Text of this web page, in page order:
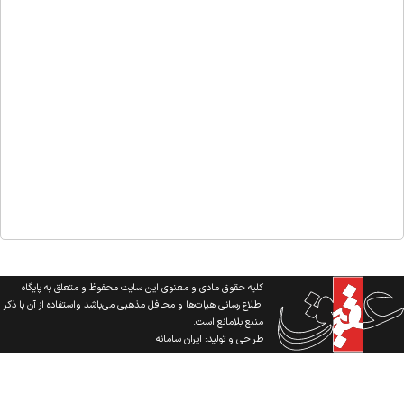
کلیه حقوق مادی و معنوی این سایت محفوظ و متعلق به پایگاه
اطلاع رسانی هیات‌ها و محافل مذهبی می‌باشد واستفاده از آن با ذکر
منبع بلامانع است.
طراحی و تولید:ایران سامانه